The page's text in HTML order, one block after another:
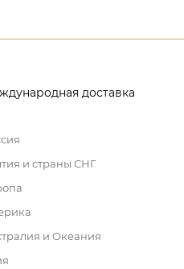
доставка
и страны СНГ
и Океания